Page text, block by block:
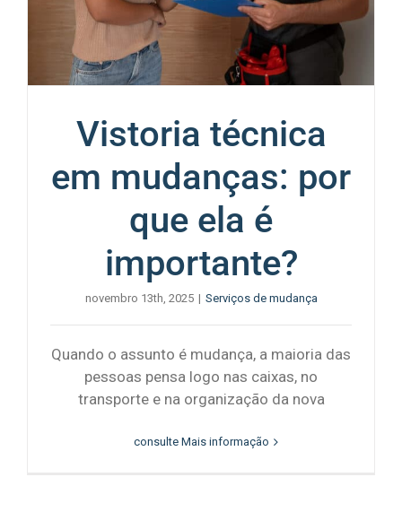
Vistoria técnica
em mudanças: por
que ela é
importante?
novembro 13th, 2025 | Serviços de mudança
Quando o assunto é mudança, a maioria das
pessoas pensa logo nas caixas, no
transporte e na organização da nova
consulte Mais informação